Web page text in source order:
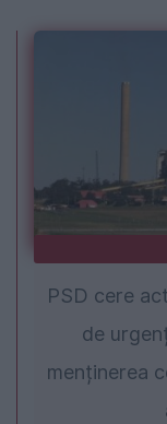
PSD cere
de
menținerea